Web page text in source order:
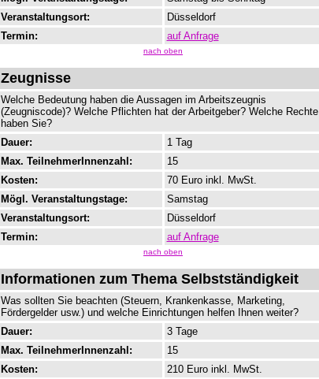
Veranstaltungsort:
Düsseldorf
Termin:
auf Anfrage
nach oben
Zeugnisse
Welche Bedeutung haben die Aussagen im Arbeitszeugnis
(Zeugniscode)? Welche Pflichten hat der Arbeitgeber? Welche Rechte
haben Sie?
Dauer:
1 Tag
Max. TeilnehmerInnenzahl:
15
Kosten:
70 Euro inkl. MwSt.
Mögl. Veranstaltungstage:
Samstag
Veranstaltungsort:
Düsseldorf
Termin:
auf Anfrage
nach oben
Informationen zum Thema Selbstständigkeit
Was sollten Sie beachten (Steuern, Krankenkasse, Marketing,
Fördergelder usw.) und welche Einrichtungen helfen Ihnen weiter?
Dauer:
3 Tage
Max. TeilnehmerInnenzahl:
15
Kosten:
210 Euro inkl. MwSt.